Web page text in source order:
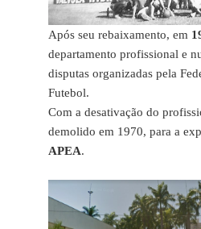
Após seu rebaixamento, em
departamento profissional e
disputas organizadas pela
Futebol.
Com a desativação do
demolido em 1970, para a
APEA.